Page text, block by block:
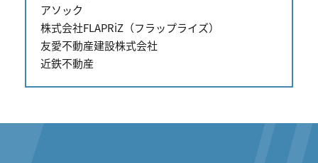
アソック
株式会社FLAPRiZ（フラップライズ）
友愛不動産建設株式会社
近鉄不動産